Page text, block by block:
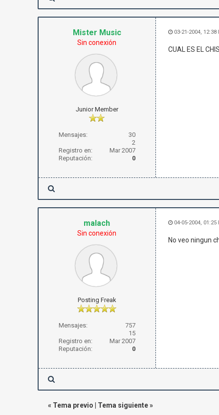
Mister Music
Sin conexión
Junior Member
Mensajes:
30
2
Registro en:
Mar 2007
Reputación:
0
03-21-2004, 12:38
CUAL ES EL
malach
Sin conexión
Posting Freak
Mensajes:
757
15
Registro en:
Mar 2007
Reputación:
0
04-05-2004, 01:25
No veo ningun
« Tema previo Tema siguiente»